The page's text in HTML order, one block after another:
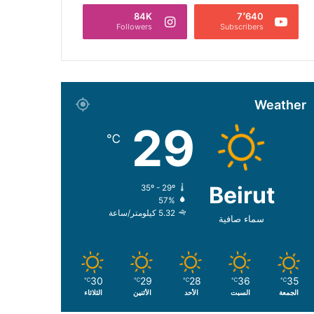
7٬640
Subscribers
84K
Followers
Weather
Beirut
سماء صافية
29
℃
35º - 29º
57%
5.32 كيلومتر/ساعة
35
℃
الجمعة
36
℃
السبت
28
℃
الأحد
29
℃
الأثنين
30
℃
الثلاثاء